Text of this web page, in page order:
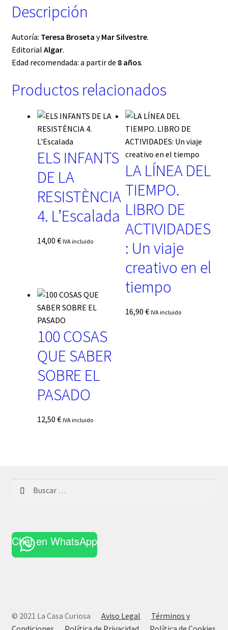
Descripción
Autoría: Teresa Broseta yMar Silvestre.
Editorial Algar.
Edad recomendada: a partir de 8 años.
Productos relacionados
ELS INFANTS
DE LA
RESISTÈNCIA
4. L’Escalada
14,00 € IVA incluido
LA LÍNEA DEL
TIEMPO.
LIBRO DE
ACTIVIDADES
: Un viaje
creativo en el
tiempo
16,90€ IVA incluido
100 COSAS
QUE SABER
SOBRE EL
PASADO
12,50 € IVA incluido
Chat en WhatsApp
© 2021 La Casa Curiosa Aviso Legal
Términos y